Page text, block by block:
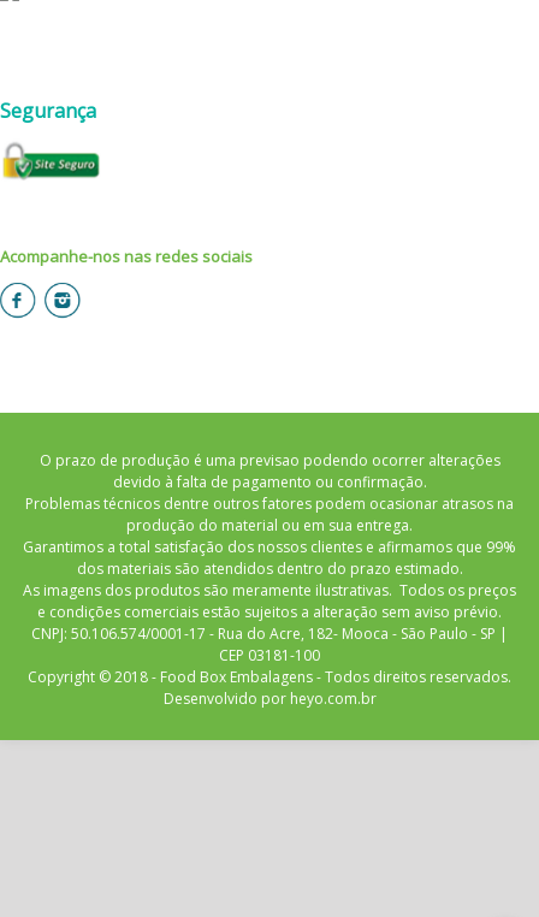
Segurança
Acompanhe-nos nas redes sociais
O prazo de produção é uma previsao podendo ocorrer alterações
devido à falta de pagamento ou confirmação.
Problemas técnicos dentre outros fatores podem ocasionar atrasos na
produção do material ou em sua entrega.
Garantimos a total satisfação dos nossos clientes e afirmamos que 99%
dos materiais são atendidos dentro do prazo estimado.
As imagens dos produtos são meramente ilustrativas. Todos os preços
e condições comerciais estão sujeitos a alteração sem aviso prévio.
CNPJ: 50.106.574/0001-17 - Rua do Acre, 182- Mooca - São Paulo - SP |
CEP 03181-100
Copyright © 2018 - Food Box Embalagens - Todos direitos reservados.
Desenvolvido por heyo.com.br